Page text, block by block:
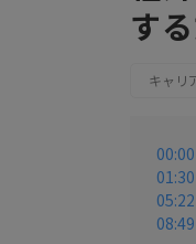
す
キャリ
00:00
01:30
05:22
08:49